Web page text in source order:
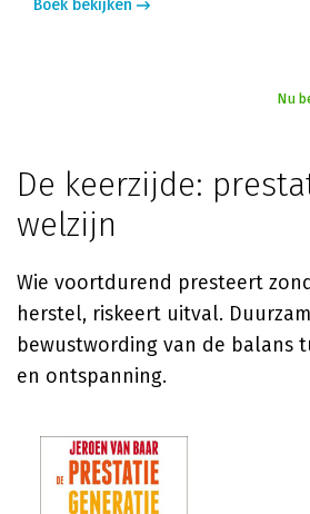
Boek bekijken
Nu
De keerzijde:
welzijn
Wie voortdurend presteert
herstel, riskeert uitval.
bewustwording van de balans
en ontspanning.